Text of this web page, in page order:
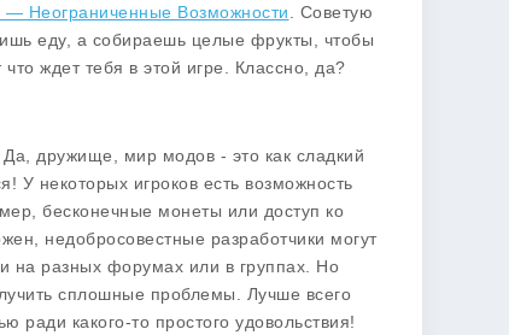
Неограниченные Возможности . Советую
еду, а собираешь целые фрукты, чтобы
ждет тебя в этой игре. Классно, да?
. Да, дружище, мир модов - это как сладкий
У некоторых игроков есть возможность
бесконечные монеты или доступ ко
недобросовестные разработчики могут
на разных форумах или в группах. Но
сплошные проблемы. Лучше всего
ради какого-то простого удовольствия!